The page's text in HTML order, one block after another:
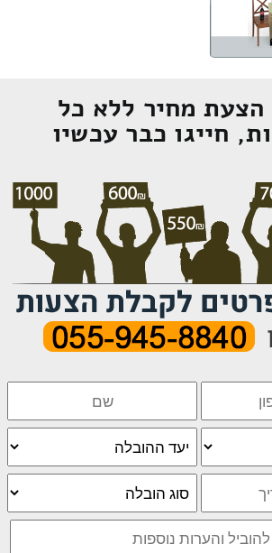
מחיר ללא כל
חייגו כבר עכשיו